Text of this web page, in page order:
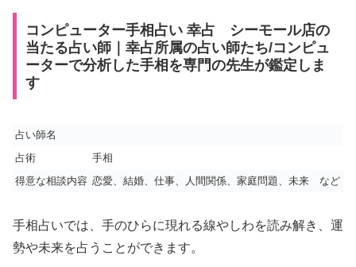
コンピューター手相占い 幸占 シーモール店の
当たる占い師｜幸占所属の占い師たち/コンピュ
ーターで分析した手相を専門の先生が鑑定しま
す
占い師名
占術
手相
得意な相談内容 恋愛、結婚、仕事、人間関係、家庭問題、未来 など
手相占いでは、手のひらに現れる線やしわを読み解き、運
勢や未来を占うことができます。